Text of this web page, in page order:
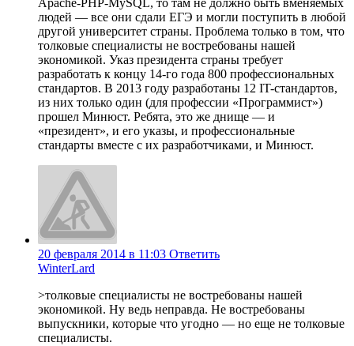
Apache-PHP-MySQL, то там не должно быть вменяемых
людей — все они сдали ЕГЭ и могли поступить в любой
другой университет страны. Проблема только в том, что
толковые специалисты не востребованы нашей
экономикой. Указ президента страны требует
разработать к концу 14-го года 800 профессиональных
стандартов. В 2013 году разработаны 12 IT-стандартов,
из них только один (для профессии «Программист»)
прошел Минюст. Ребята, это же днище — и
«президент», и его указы, и профессиональные
стандарты вместе с их разработчиками, и Минюст.
20 февраля 2014 в 11:03 Ответить
WinterLard
>толковые специалисты не востребованы нашей
экономикой. Ну ведь неправда. Не востребованы
выпускники, которые что угодно — но еще не толковые
специалисты.